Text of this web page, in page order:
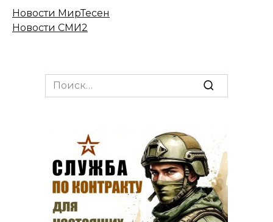
Новости МирТесен
Новости СМИ2
Search
for: